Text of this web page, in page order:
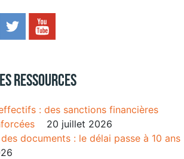
ressources
: des sanctions financières
20 juillet 2026
documents : le délai passe à 10 ans